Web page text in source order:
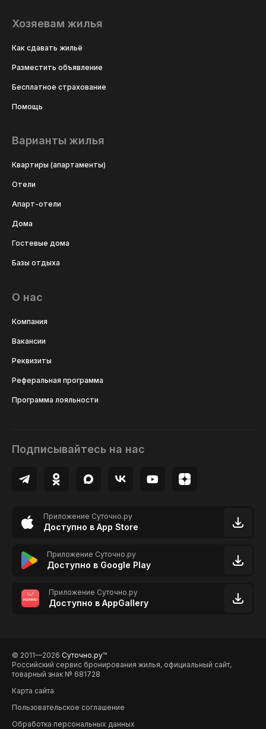
Хозяевам жилья
Как сдавать жильё
Разместить объявление
Бесплатное страхование
Помощь
Варианты жилья
Квартиры (апартаменты)
Отели
Апарт-отели
Дома
Гостевые дома
Базы отдыха
О нас
Компания
Вакансии
Реквизиты
Реферальная программа
Программа лояльности
Подписывайтесь на нас
Приложение Суточно.ру
Доступно в App Store
Приложение Суточно.ру
Доступно в Google Play
Приложение Суточно.ру
Доступно в AppGallery
© 2011—2026 Суточно.руTM
Российский сервис бронирования жилья, официальный сайт,
товарный знак № 681728
Карта сайта
Пользовательское соглашение
Обработка персональных данных